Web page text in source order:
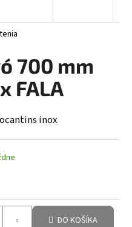
z 5 hviezdičiek.
700 mm
FALA
inox
DO KOŠÍKA